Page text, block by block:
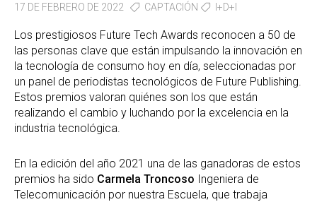
17 DE FEBRERO DE 2022 CAPTACIÓN I+D+I
Los prestigiosos Future Tech Awards reconocen a 50 de
las personas clave que están impulsando la innovación en
la tecnología de consumo hoy en día, seleccionadas por
un panel de periodistas tecnológicos de Future Publishing.
Estos premios valoran quiénes son los que están
realizando el cambio y luchando por la excelencia en la
industria tecnológica.
En la edición del año 2021 una de las ganadoras de estos
premios ha sido Carmela Troncoso Ingeniera de
Telecomunicación por nuestra Escuela, que trabaja